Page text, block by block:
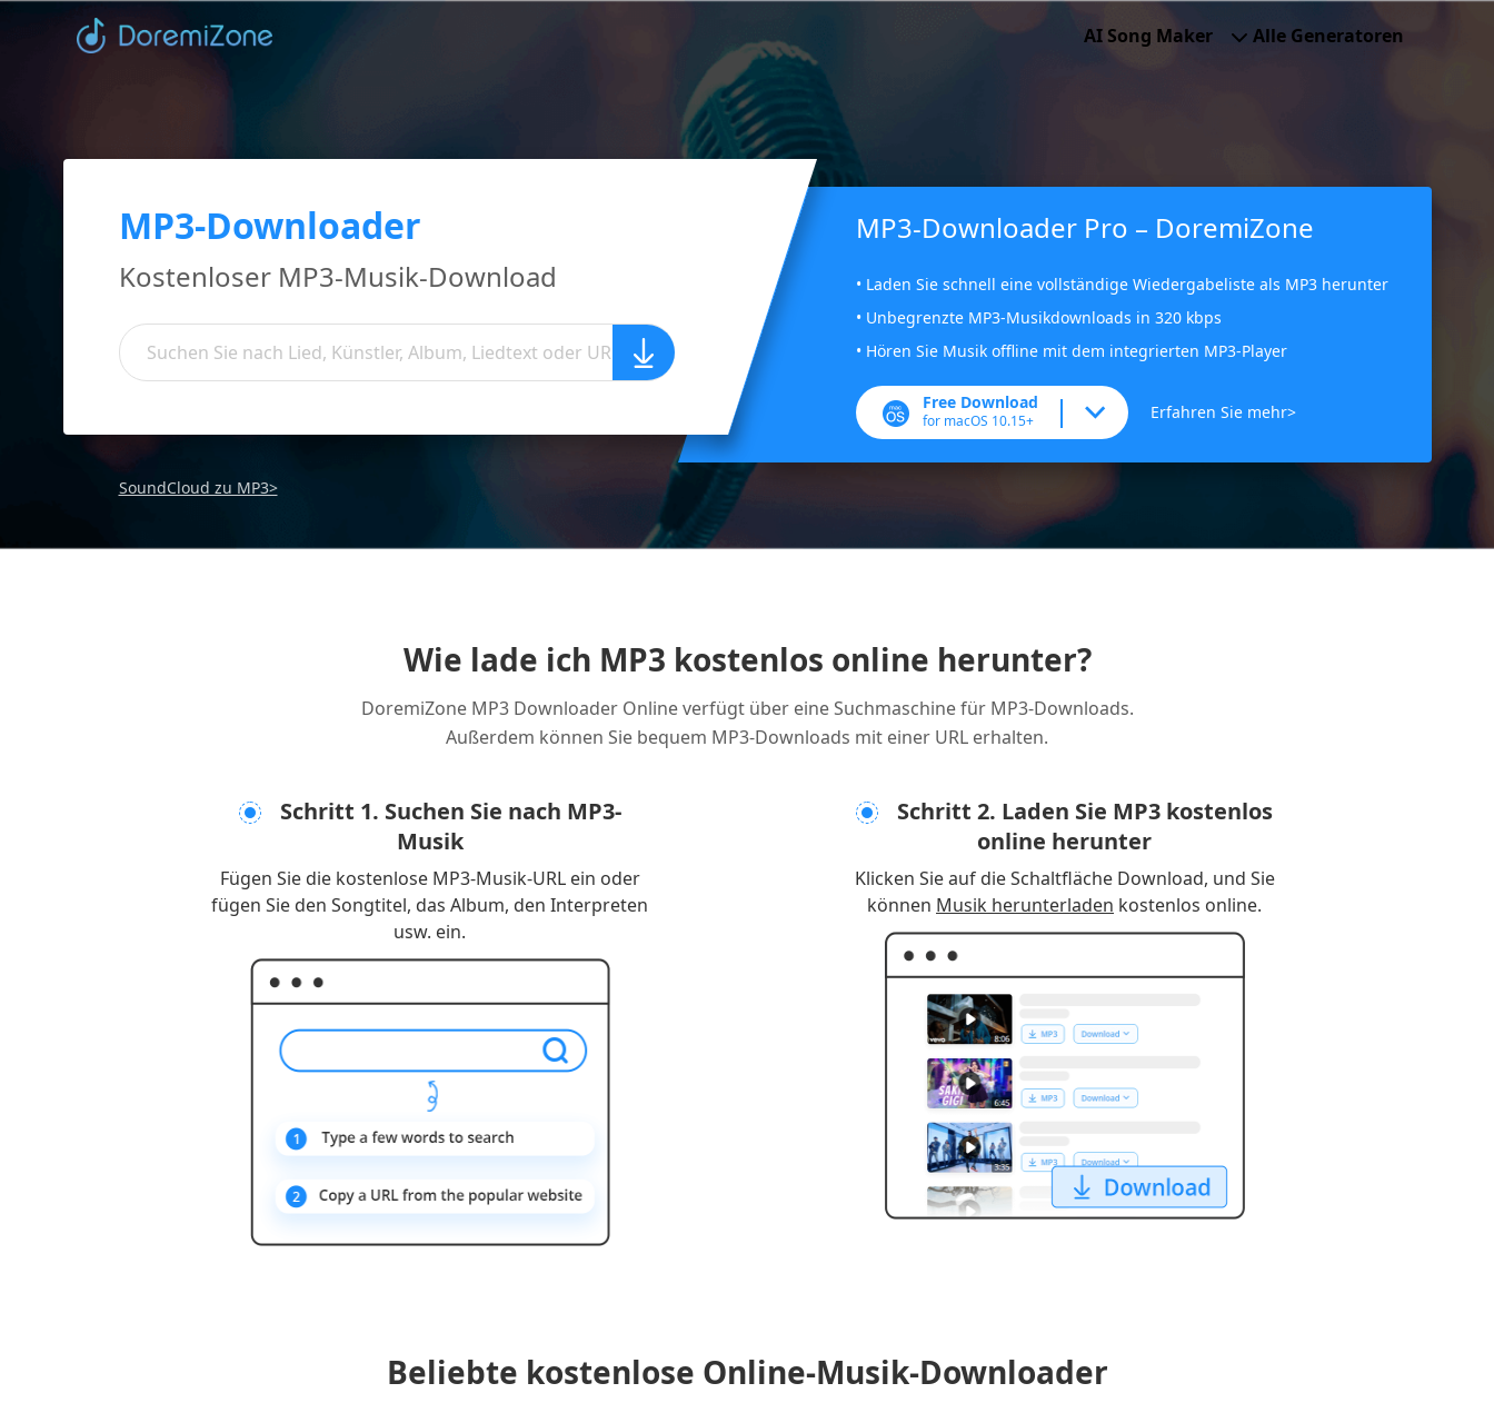
AI Song Maker Alle Generatoren
MP3-Downloader
Kostenloser MP3-Musik-Download
MP3-Downloader Pro – DoremiZone
• Laden Sie schnell eine vollständige Wiedergabeliste als MP3 herunter
• Unbegrenzte MP3-Musikdownloads in 320 kbps
• Hören Sie Musik offline mit dem integrierten MP3-Player
Free Download
for macOS 10.15+ Erfahren Sie mehr>
SoundCloud zu MP3>
Wie lade ich MP3 kostenlos online herunter?
DoremiZone MP3 Downloader Online verfügt über eine Suchmaschine für MP3-Downloads.
Außerdem können Sie bequem MP3-Downloads mit einer URL erhalten.
Schritt 1. Suchen Sie nach MP3-
Musik
Fügen Sie die kostenlose MP3-Musik-URL ein oder
fügen Sie den Songtitel, das Album, den Interpreten
usw. ein.
Schritt 2. Laden Sie MP3 kostenlos
online herunter
Klicken Sie auf die Schaltfläche Download, und Sie
können Musik herunterladen kostenlos online.
Beliebte kostenlose Online-Musik-Downloader